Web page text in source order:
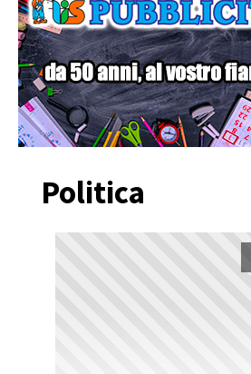
Politica